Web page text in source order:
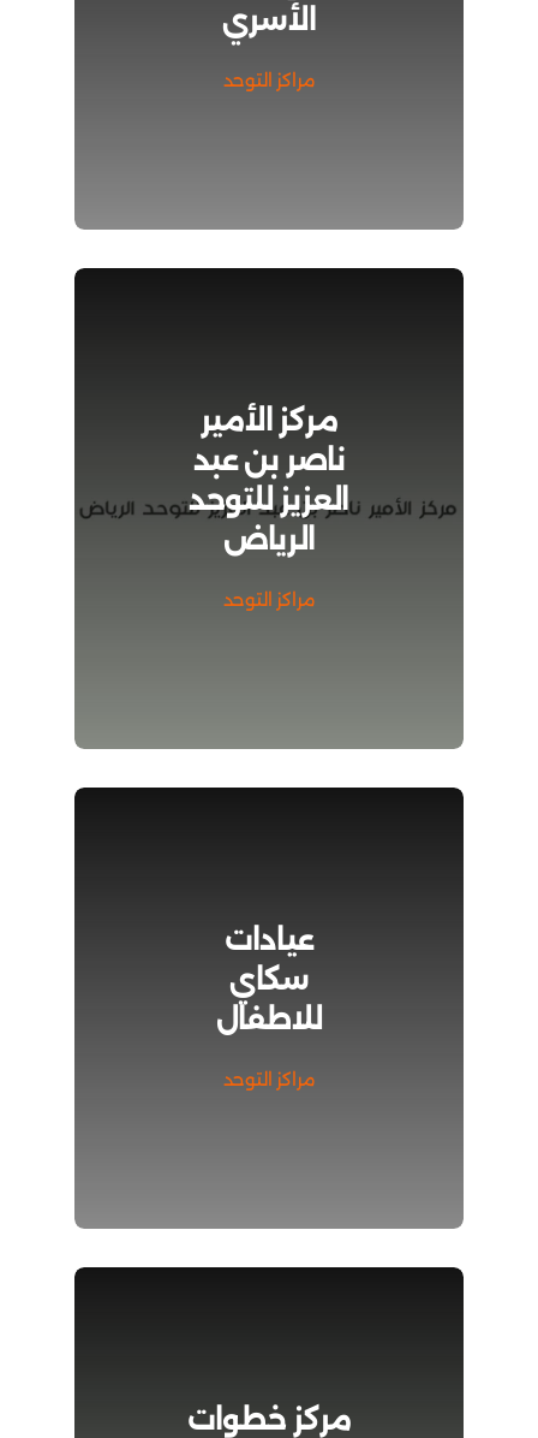
الأسري
مراكز التوحد
مركز الأمير
ناصر بن عبد
العزيز للتوحد
الرياض
مراكز التوحد
عيادات
سكاي
للاطفال
مراكز التوحد
مركز خطوات